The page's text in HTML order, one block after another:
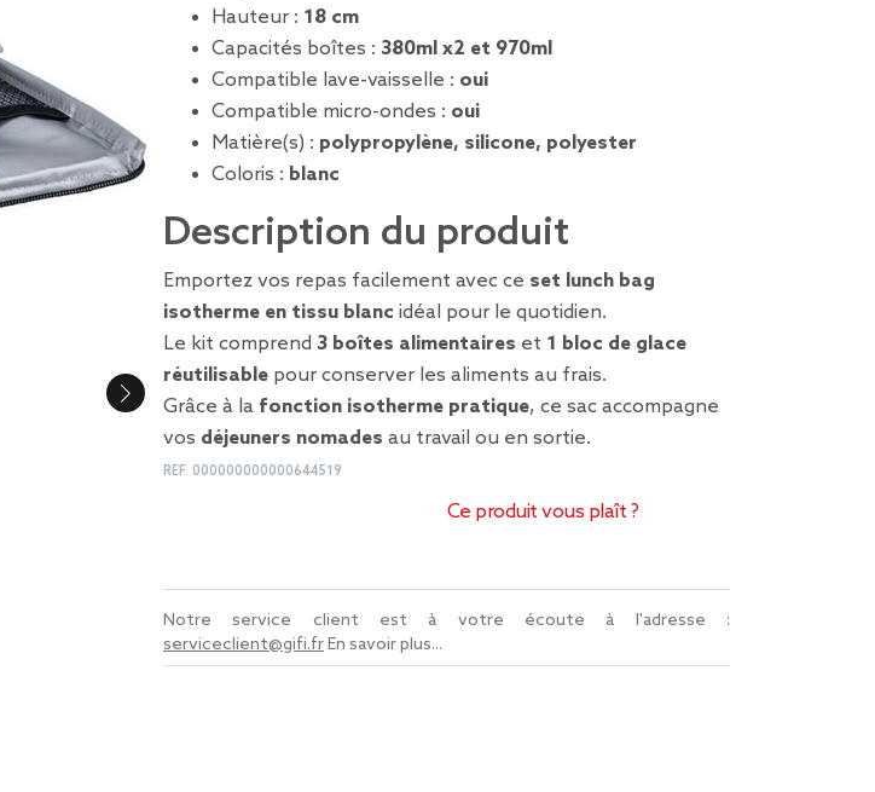
Hauteur : 18 cm
Capacités boîtes : 380ml x2 et 970ml
Compatible lave-vaisselle : oui
Compatible micro-ondes : oui
Matière(s) : polypropylène, silicone, polyester
Coloris : blanc
Description du produit
Emportez vos repas facilement avec ce set lunch bag
isotherme en tissu blanc idéal pour le quotidien.
Le kit comprend 3 boîtes alimentaires et 1 bloc de glace
réutilisable pour conserver les aliments au frais.
Grâce à la fonction isotherme pratique, ce sac accompagne
vos déjeuners nomades au travail ou en sortie.
REF. 000000000000644519
Ce produit vous plaît ?
Notre service client est à votre écoute à l'adresse :
serviceclient@gifi.frEn savoir plus...